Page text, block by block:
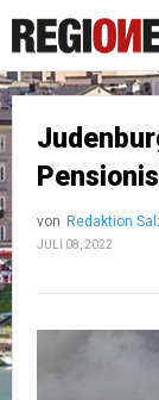
von Redaktion
JULI 08, 2022